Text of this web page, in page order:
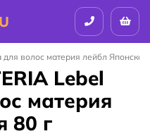
для волос материя лейбл Японская
Lebel
материя
80 г